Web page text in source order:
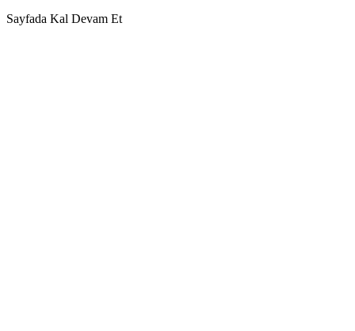
Sayfada Kal Devam Et